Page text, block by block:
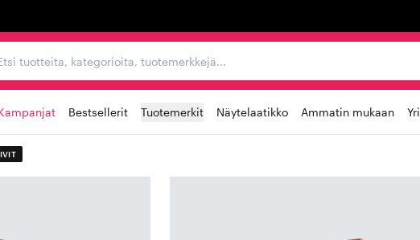
tuotteita, kategorioita, tuotemerkkejä...
Bestsellerit Tuotemerkit Näytelaatikko Ammatin mukaan